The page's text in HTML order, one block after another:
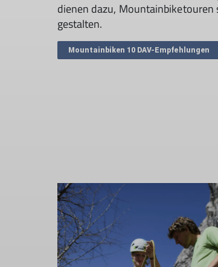
dienen dazu,
gestalten.
Mountainbiken 10 DAV-Empfehlungen